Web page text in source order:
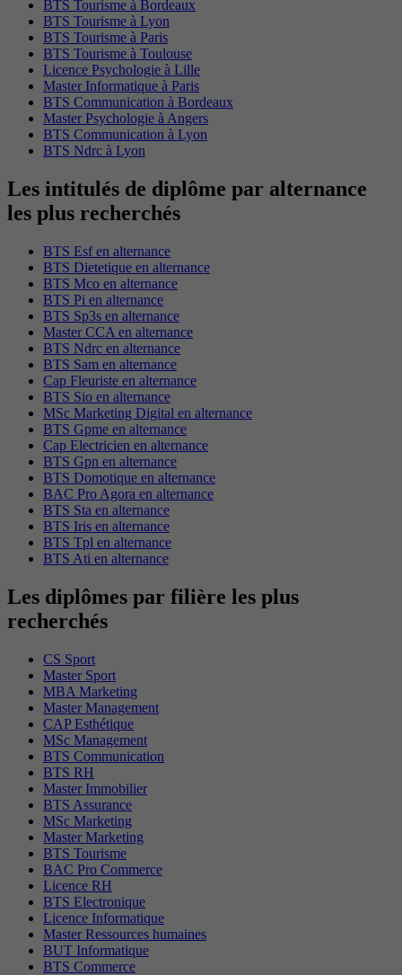
BTS Tourisme à Bordeaux
BTS Tourisme à Lyon
BTS Tourisme à Paris
BTS Tourisme à Toulouse
Licence Psychologie à Lille
Master Informatique à Paris
BTS Communication à Bordeaux
Master Psychologie à Angers
BTS Communication à Lyon
BTS Ndrc à Lyon
Les intitulés de diplôme par alternance
les plus recherchés
BTS Esf en alternance
BTS Dietetique en alternance
BTS Mco en alternance
BTS Pi en alternance
BTS Sp3s en alternance
Master CCA en alternance
BTS Ndrc en alternance
BTS Sam en alternance
Cap Fleuriste en alternance
BTS Sio en alternance
MSc Marketing Digital en alternance
BTS Gpme en alternance
Cap Electricien en alternance
BTS Gpn en alternance
BTS Domotique en alternance
BAC Pro Agora en alternance
BTS Sta en alternance
BTS Iris en alternance
BTS Tpl en alternance
BTS Ati en alternance
Les diplômes par filière les plus
recherchés
CS Sport
Master Sport
MBA Marketing
Master Management
CAP Esthétique
MSc Management
BTS Communication
BTS RH
Master Immobilier
BTS Assurance
MSc Marketing
Master Marketing
BTS Tourisme
BAC Pro Commerce
Licence RH
BTS Electronique
Licence Informatique
Master Ressources humaines
BUT Informatique
BTS Commerce